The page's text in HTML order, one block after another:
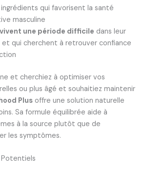
ingrédients qui favorisent la santé
masculine
une période difficile dans leur
qui cherchent à retrouver confiance
et cherchiez à optimiser vos
ou plus âgé et souhaitiez maintenir
Plus offre une solution naturelle
Sa formule équilibrée aide à
à la source plutôt que de
les symptômes.